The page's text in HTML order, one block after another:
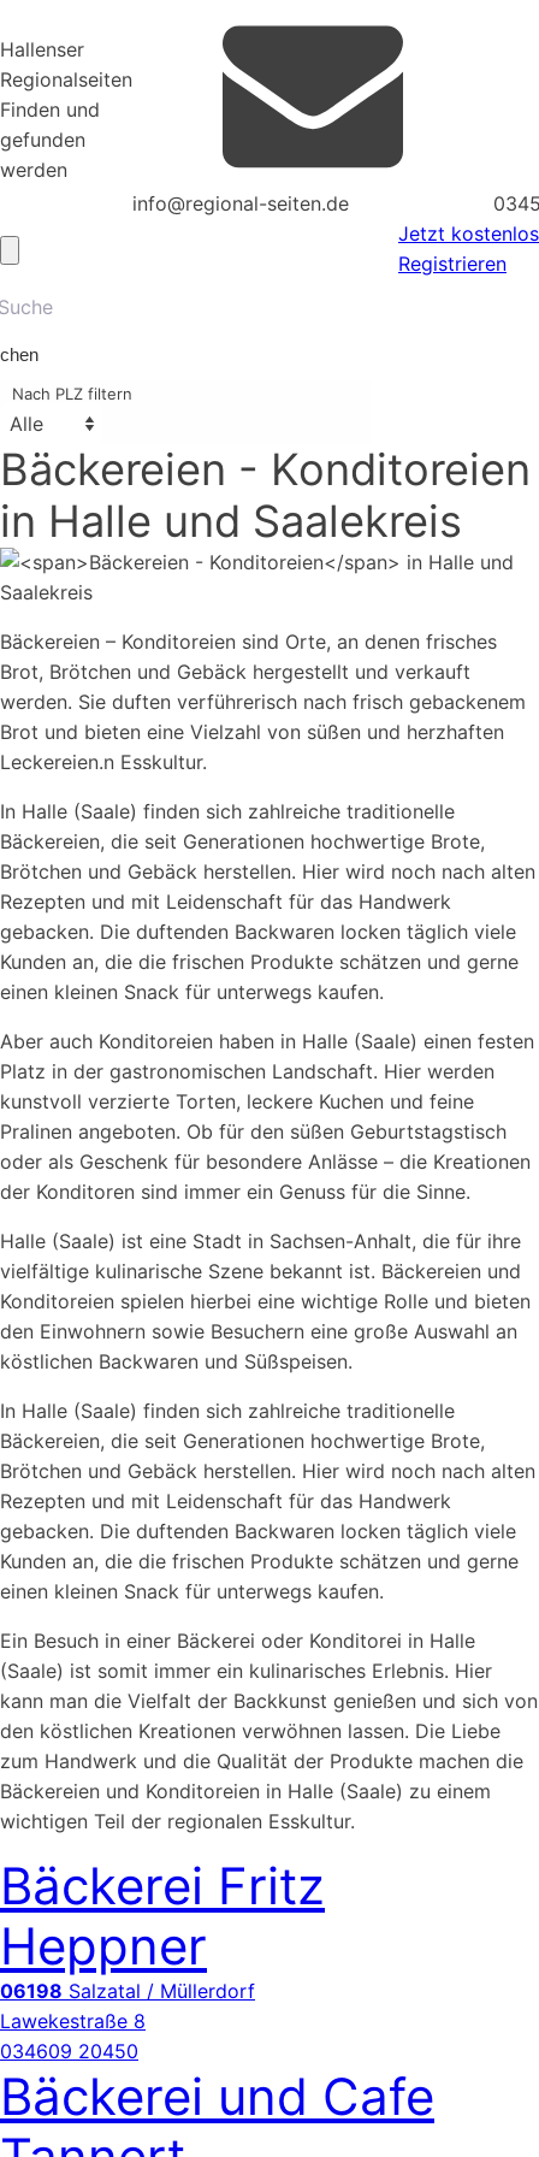
Hallenser
Regionalseiten
Finden und
gefunden
werden
info@regional-seiten.de
Jetzt kostenlos
Registrieren
Nach PLZ filtern
Bäckereien - Konditoreien
in Halle und Saalekreis
Bäckereien – Konditoreien sind Orte, an denen frisches
Brot, Brötchen und Gebäck hergestellt und verkauft
werden. Sie duften verführerisch nach frisch gebackenem
Brot und bieten eine Vielzahl von süßen und herzhaften
Leckereien.n Esskultur.
In Halle (Saale) finden sich zahlreiche traditionelle
Bäckereien, die seit Generationen hochwertige Brote,
Brötchen und Gebäck herstellen. Hier wird noch nach alten
Rezepten und mit Leidenschaft für das Handwerk
gebacken. Die duftenden Backwaren locken täglich viele
Kunden an, die die frischen Produkte schätzen und gerne
einen kleinen Snack für unterwegs kaufen.
Aber auch Konditoreien haben in Halle (Saale) einen festen
Platz in der gastronomischen Landschaft. Hier werden
kunstvoll verzierte Torten, leckere Kuchen und feine
Pralinen angeboten. Ob für den süßen Geburtstagstisch
oder als Geschenk für besondere Anlässe – die Kreationen
der Konditoren sind immer ein Genuss für die Sinne.
Halle (Saale) ist eine Stadt in Sachsen-Anhalt, die für ihre
vielfältige kulinarische Szene bekannt ist. Bäckereien und
Konditoreien spielen hierbei eine wichtige Rolle und bieten
den Einwohnern sowie Besuchern eine große Auswahl an
köstlichen Backwaren und Süßspeisen.
In Halle (Saale) finden sich zahlreiche traditionelle
Bäckereien, die seit Generationen hochwertige Brote,
Brötchen und Gebäck herstellen. Hier wird noch nach alten
Rezepten und mit Leidenschaft für das Handwerk
gebacken. Die duftenden Backwaren locken täglich viele
Kunden an, die die frischen Produkte schätzen und gerne
einen kleinen Snack für unterwegs kaufen.
Ein Besuch in einer Bäckerei oder Konditorei in Halle
(Saale) ist somit immer ein kulinarisches Erlebnis. Hier
kann man die Vielfalt der Backkunst genießen und sich von
den köstlichen Kreationen verwöhnen lassen. Die Liebe
zum Handwerk und die Qualität der Produkte machen die
Bäckereien und Konditoreien in Halle (Saale) zu einem
wichtigen Teil der regionalen Esskultur.
Bäckerei Fritz
Heppner
06198 Salzatal / Müllerdorf
Lawekestraße 8
034609 20450
Bäckerei und Cafe